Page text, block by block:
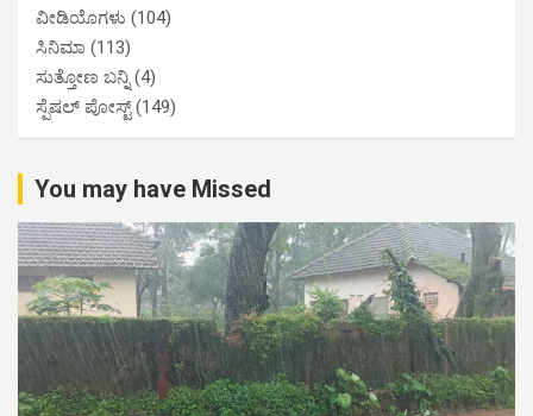
ವೀಡಿಯೊಗಳು (104)
ಸಿನಿಮಾ (113)
ಸುತ್ತೋಣ ಬನ್ನಿ(4)
ಸ್ಪೆಷಲ್ ಪೋಸ್ಟ್(149)
You may have Missed